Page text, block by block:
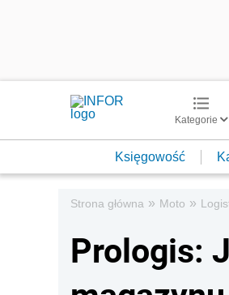
Kategorie
Księgowość
Strona główna » Moto »
Prologis: